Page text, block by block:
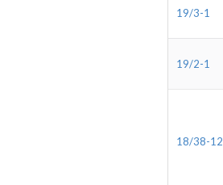
19/3-1
19/2-1
18/38-12